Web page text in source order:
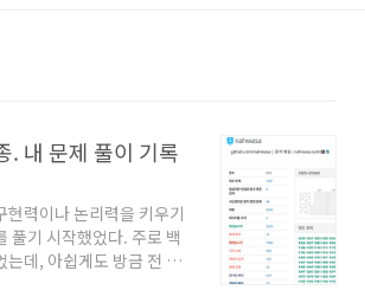
. 내 문제 풀이 기록
현력이나 논리력을 키우기
풀기 시작했었다. 주로 백
는데, 아쉽게도 방금 전 섭
즘 알고리즘 문제를 거의